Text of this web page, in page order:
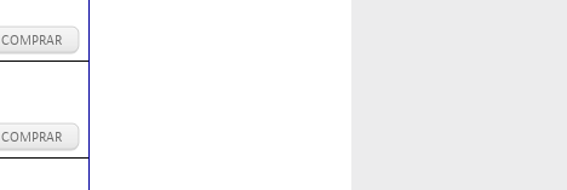
COMPRAR
COMPRAR